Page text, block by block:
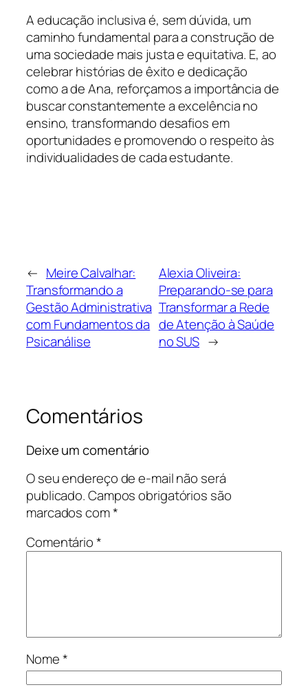
A educação inclusiva é, sem dúvida, um
caminho fundamental para a construção de
uma sociedade mais justa e equitativa. E, ao
celebrar histórias de êxito e dedicação
como a de Ana, reforçamos a importância de
buscar constantemente a excelência no
ensino, transformando desafios em
oportunidades e promovendo o respeito às
individualidades de cada estudante.
← Meire Calvalhar:
Transformando a
Gestão Administrativa
com Fundamentos da
Psicanálise
Alexia Oliveira:
Preparando-se para
Transformar a Rede
de Atenção à Saúde
no SUS →
Comentários
Deixe um comentário
O seu endereço de e-mail não será
publicado.Campos obrigatórios são
marcados com*
Comentário*
Nome*